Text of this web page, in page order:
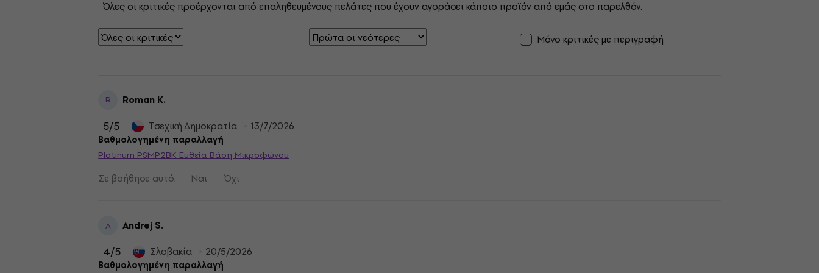
Όλες οι κριτικές προέρχονται από επαληθευμένους πελάτες που έχουν αγοράσει κάποιο προϊόν από εμάς στο παρελθόν.
Μόνο κριτικές με περιγραφή
R Roman K.
5/5 Τσεχική Δημοκρατία 13/7/2026
Βαθμολογημένη παραλλαγή
Platinum PSMP2BK Ευθεία Βάση Μικροφώνου
Σε βοήθησε αυτό; Ναι Όχι
A Andrej S.
4/5 Σλοβακία 20/5/2026
Βαθμολογημένη παραλλαγή